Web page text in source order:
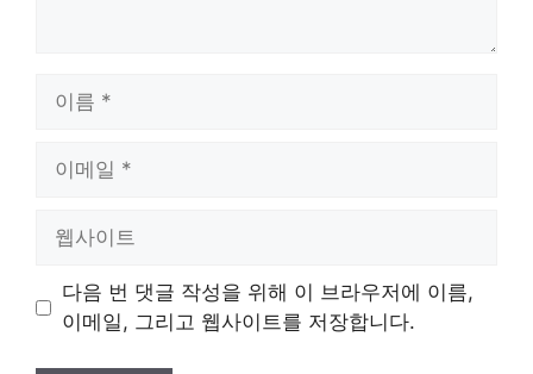
트
다음 번 댓글 작성을 위해 이 브라우저에 이름,
이메일, 그리고 웹사이트를 저장합니다.